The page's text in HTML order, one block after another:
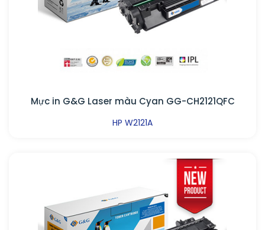
Mực in G&G Laser màu Cyan GG-CH2121QFC
HP W2121A